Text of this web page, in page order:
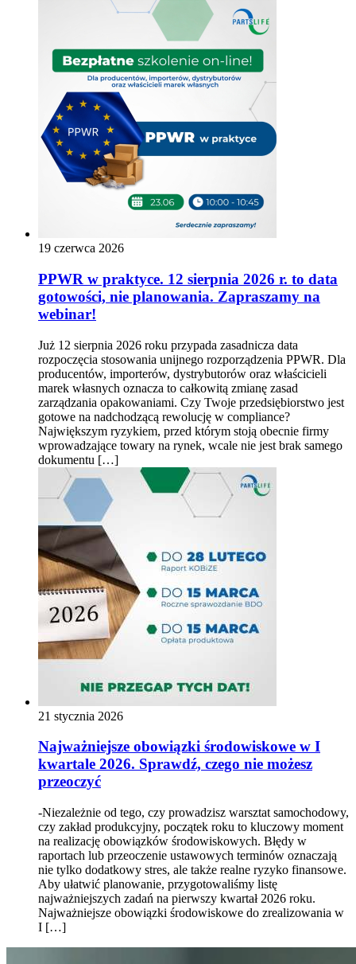
19 czerwca 2026
PPWR w praktyce. 12 sierpnia 2026 r. to data
gotowości, nie planowania. Zapraszamy na
webinar!
Już 12 sierpnia 2026 roku przypada zasadnicza data
rozpoczęcia stosowania unijnego rozporządzenia PPWR. Dla
producentów, importerów, dystrybutorów oraz właścicieli
marek własnych oznacza to całkowitą zmianę zasad
zarządzania opakowaniami. Czy Twoje przedsiębiorstwo jest
gotowe na nadchodzącą rewolucję w compliance?
Największym ryzykiem, przed którym stoją obecnie firmy
wprowadzające towary na rynek, wcale nie jest brak samego
dokumentu […]
21 stycznia 2026
Najważniejsze obowiązki środowiskowe w I
kwartale 2026. Sprawdź, czego nie możesz
przeoczyć
-Niezależnie od tego, czy prowadzisz warsztat samochodowy,
czy zakład produkcyjny, początek roku to kluczowy moment
na realizację obowiązków środowiskowych. Błędy w
raportach lub przeoczenie ustawowych terminów oznaczają
nie tylko dodatkowy stres, ale także realne ryzyko finansowe.
Aby ułatwić planowanie, przygotowaliśmy listę
najważniejszych zadań na pierwszy kwartał 2026 roku.
Najważniejsze obowiązki środowiskowe do zrealizowania w
I […]